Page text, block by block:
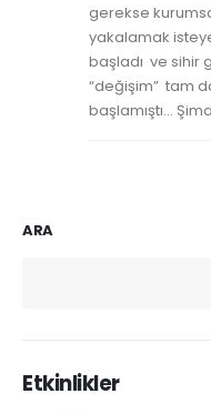
gerekse
yakalamak
başladı ve sihir
“değişim” tam
başlamıştı…
ARA
Etkinlikler